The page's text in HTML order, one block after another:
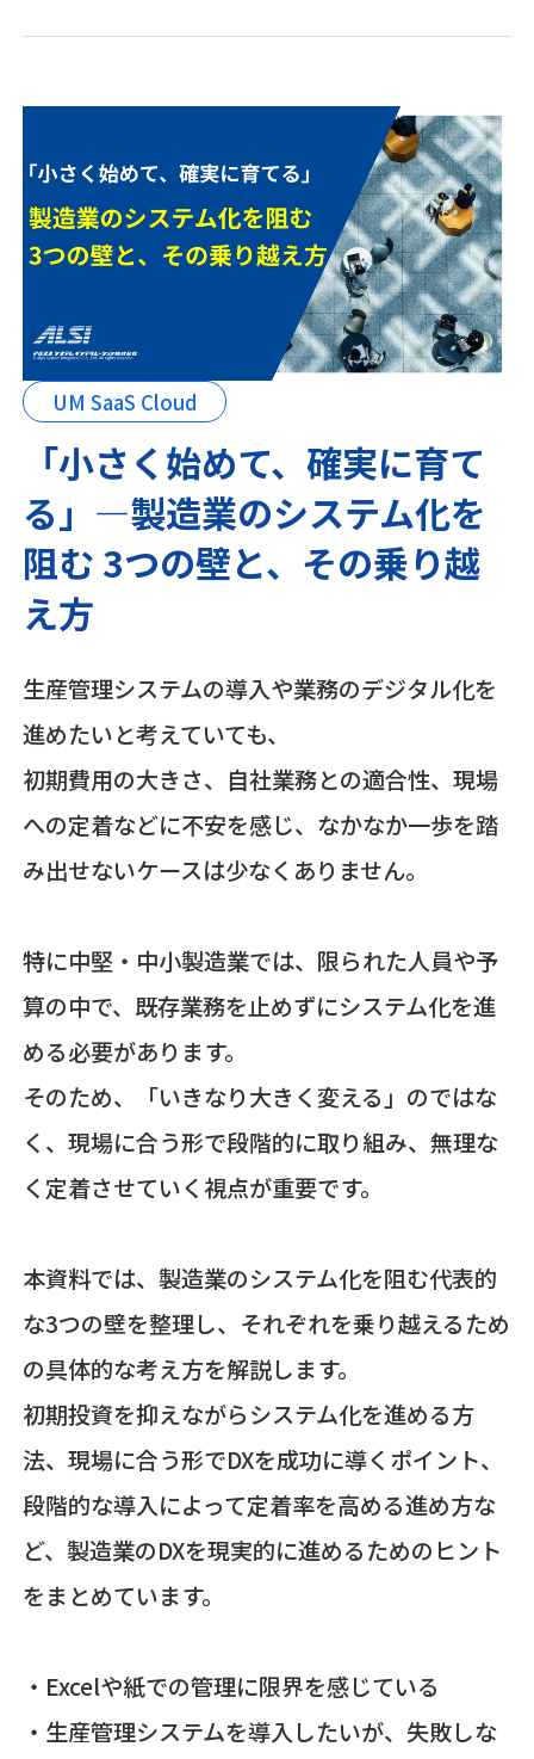
UM SaaS Cloud
「小さく始めて、確実に育て
る」—製造業のシステム化を
阻む 3つの壁と、その乗り越
え方
生産管理システムの導入や業務のデジタル化を
進めたいと考えていても、
初期費用の大きさ、自社業務との適合性、現場
への定着などに不安を感じ、なかなか一歩を踏
み出せないケースは少なくありません。
特に中堅・中小製造業では、限られた人員や予
算の中で、既存業務を止めずにシステム化を進
める必要があります。
そのため、「いきなり大きく変える」のではな
く、現場に合う形で段階的に取り組み、無理な
く定着させていく視点が重要です。
本資料では、製造業のシステム化を阻む代表的
な3つの壁を整理し、それぞれを乗り越えるため
の具体的な考え方を解説します。
初期投資を抑えながらシステム化を進める方
法、現場に合う形でDXを成功に導くポイント、
段階的な導入によって定着率を高める進め方な
ど、製造業のDXを現実的に進めるためのヒント
をまとめています。
・Excelや紙での管理に限界を感じている
・生産管理システムを導入したいが、失敗しな